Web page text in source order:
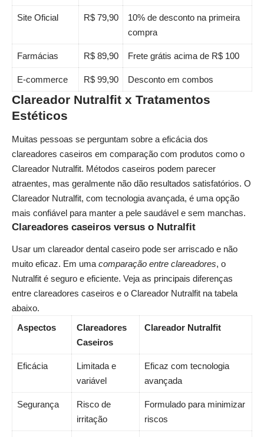
Site Oficial R$ 79,90
10% de desconto na primeira
compra
Farmácias R$ 89,90 Frete grátis acima de R$ 100
E-commerce R$ 99,90 Desconto em combos
Clareador Nutralfit x Tratamentos
Estéticos
Muitas pessoas se perguntam sobre a eficácia dos
clareadores caseiros em comparação com produtos como o
Clareador Nutralfit. Métodos caseiros podem parecer
atraentes, mas geralmente não dão resultados satisfatórios. O
Clareador Nutralfit, com tecnologia avançada, é uma opção
mais confiável para manter a pele saudável e sem manchas.
Clareadores caseiros versus o Nutralfit
Usar um clareador dental caseiro pode ser arriscado e não
muito eficaz. Em uma comparação entre clareadores, o
Nutralfit é seguro e eficiente. Veja as principais diferenças
entre clareadores caseiros e o Clareador Nutralfit na tabela
abaixo.
Aspectos
Clareadores
Caseiros
Clareador Nutralfit
Eficácia
Limitada e
variável
Eficaz com tecnologia
avançada
Segurança
Risco de
irritação
Formulado para minimizar
riscos